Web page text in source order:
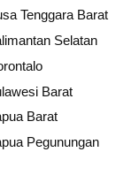
Tenggara Barat
Selatan
Barat
Barat
Pegunungan